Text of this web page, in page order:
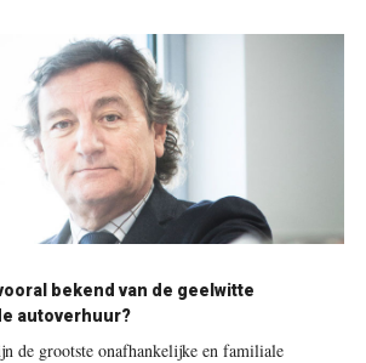
bekend van de geelwitte
autoverhuur?
de grootste onafhankelijke en familiale